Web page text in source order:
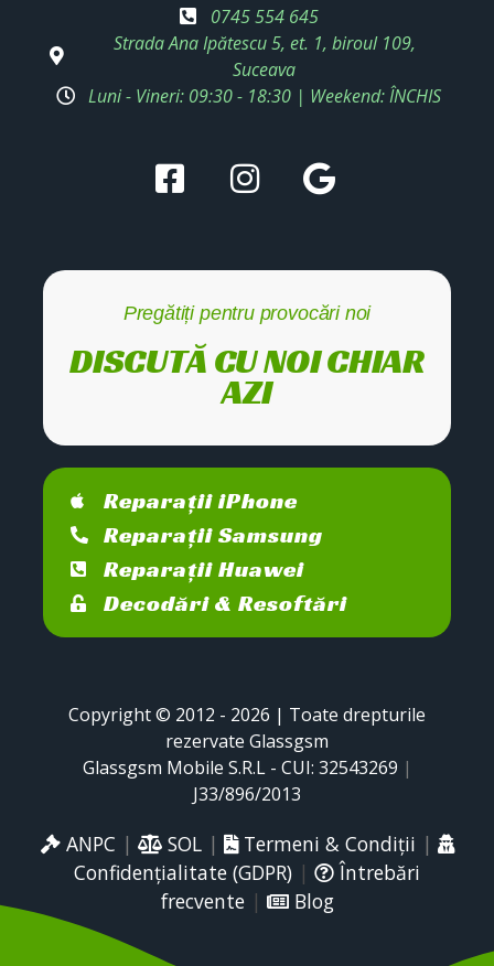
0745 554 645
Strada Ana Ipătescu 5, et. 1, biroul 109,
Suceava
Luni - Vineri: 09:30 - 18:30 | Weekend: ÎNCHIS
Pregătiți pentru provocări noi
DISCUTĂ CU NOI CHIAR
AZI
Reparații iPhone
Reparații Samsung
Reparații Huawei
Decodări & Resoftări
Copyright © 2012 - 2026 | Toate drepturile
rezervate Glassgsm
Glassgsm Mobile S.R.L - CUI: 32543269 |
J33/896/2013
ANPC | SOL| Termeni & Condiții |
Confidențialitate (GDPR) |
Întrebări
frecvente| Blog